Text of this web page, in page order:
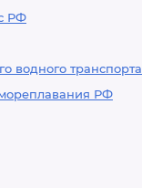
РФ
водного транспорта
РФ